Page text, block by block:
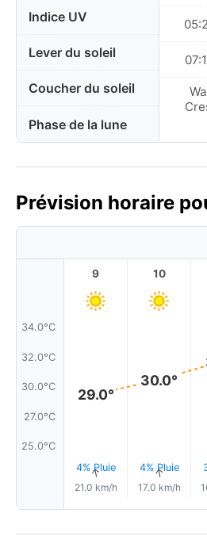
Indice UV
Lever du soleil
Coucher du soleil
Phase de la lune
Prévision horaire
34.0°C
32.0°C
30.0°C
27.0°C
25.0°C
9
29.0°
4% Pluie
↑
21.0 km/h
10
30.0°
4% Pluie
↑
17.0 km/h